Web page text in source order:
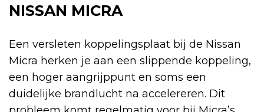
NISSAN MICRA
Een versleten koppelingsplaat bij de Nissan
Micra herken je aan een slippende koppeling,
een hoger aangrijppunt en soms een
duidelijke brandlucht na accelereren. Dit